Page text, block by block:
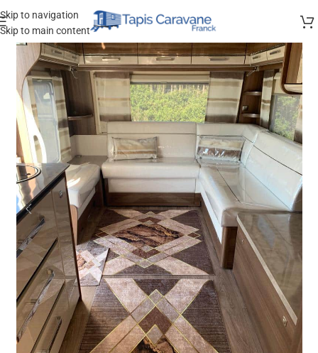
Skip to navigation
Skip to main content